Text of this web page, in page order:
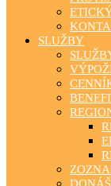
SLUŽBY